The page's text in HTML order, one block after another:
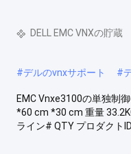
DELL EMC VNXの貯蔵
#デルのvnxサポート #
EMC Vnxe3100の単独制
*60 cm *30 cm 重量
ライン# QTY プロダクトID